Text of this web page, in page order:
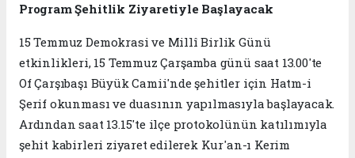
Program Şehitlik Ziyaretiyle Başlayacak
15 Temmuz Demokrasi ve Millî Birlik Günü
etkinlikleri, 15 Temmuz Çarşamba günü saat 13.00'te
Of Çarşıbaşı Büyük Camii'nde şehitler için Hatm-i
Şerif okunması ve duasının yapılmasıyla başlayacak.
Ardından saat 13.15'te ilçe protokolünün katılımıyla
şehit kabirleri ziyaret edilerek Kur'an-ı Kerim